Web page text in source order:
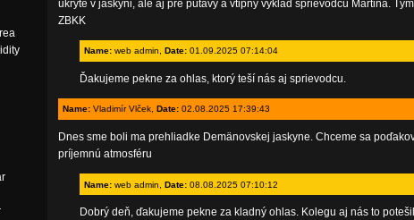
ukryté v jaskyni, ale aj pre pútavý a vtipný výklad sprievodcu Martina.
ZBKK
Name:web admin, Date:01.09.2025 07:14:04
Ďakujeme pekne za ohlas, ktorý teší nás aj sprievodcu.
Name:Vladimír Vlček, Date:02.08.2025 17:39:43
Dnes sme boli ma prehliadke Demänovskej jaskyne. Chceme sa
príjemnú atmosféru
Name:web admin, Date:08.08.2025 07:10:12
Dobrý deň, ďakujeme pekne za kladný ohlas. Kolegu aj nás to